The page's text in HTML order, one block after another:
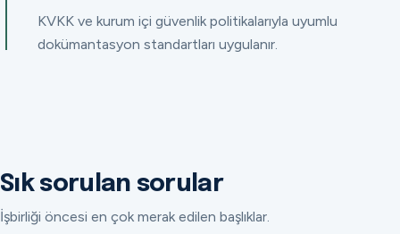
KVKK ve kurum içi güvenlik politikalarıyla uyumlu
dokümantasyon standartları uygulanır.
Sık sorulan sorular
İşbirliği öncesi en çok merak edilen başlıklar.